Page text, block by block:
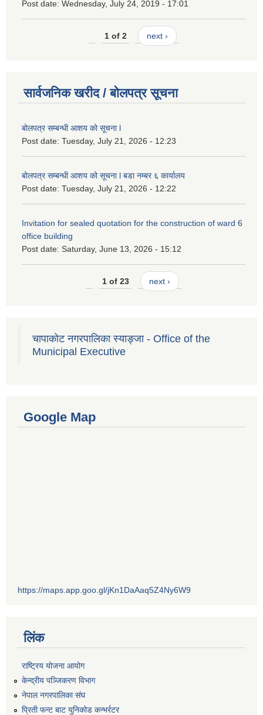
Post date: Wednesday, July 24, 2019 - 17:01
1 of 2 next ›
सार्वजनिक खरीद / बोलपत्र सूचना
बोलपत्र सम्बन्धी आशय को सूचना l
Post date: Tuesday, July 21, 2026 - 12:23
बोलपत्र सम्बन्धी आशय को सूचना l बडा नम्बर ६ कार्यालय
Post date: Tuesday, July 21, 2026 - 12:22
Invitation for sealed quotation for the construction of ward 6
office building
Post date: Saturday, June 13, 2026 - 15:12
1 of 23 next ›
चापाकोट नगरपालिका स्याङ्जा - Office of the
Municipal Executive
Google Map
https://maps.app.goo.gl/jKn1DaAaq5Z4Ny6W9
लिंक
राष्ट्रिय योजना आयोग
केन्द्रीय पञ्जिकरण विभाग
नेपाल नगरपालिका संघ
प्रिती फन्ट बाट युनिकोड कन्भर्रटर